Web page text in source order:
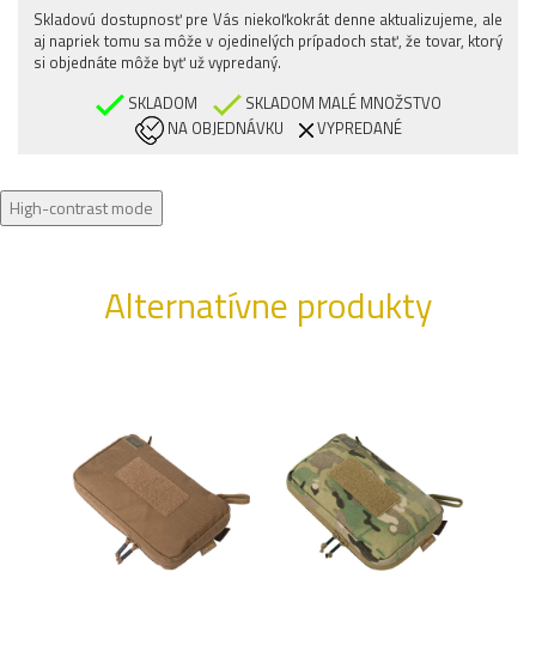
Skladovú dostupnosť pre Vás niekoľkokrát denne aktualizujeme, ale
aj napriek tomu sa môže v ojedinelých prípadoch stať, že tovar, ktorý
si objednáte môže byť už vypredaný.
SKLADOM
SKLADOM MALÉ MNOŽSTVO
NA OBJEDNÁVKU
VYPREDANÉ
High-contrast mode
Alternatívne produkty